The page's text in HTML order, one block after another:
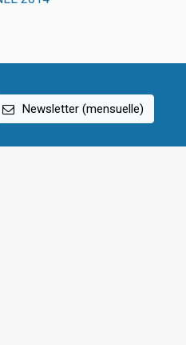
Newsletter (mensuelle)